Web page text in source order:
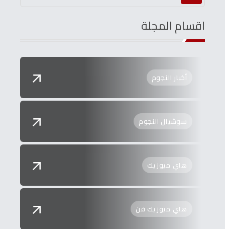
اقسام المجلة
أخبار النجوم
سوشيال النجوم
هاي ميوزيك
هاي ميوزيك فن